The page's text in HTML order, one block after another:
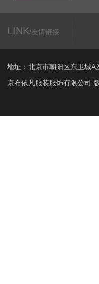
LINK/友情链接
地址：北京市朝阳区东卫
京布依凡服装服饰有限公司